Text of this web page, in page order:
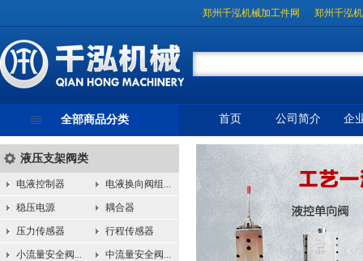
郑州千泓机械加工件网 郑州千泓
全部商品分类
液压支架阀类
电液控制器 电液换向阀组...
稳压电源 耦合器
压力传感器 行程传感器
小流量安全阀... 中流量安全阀...
首页 公司简介 企